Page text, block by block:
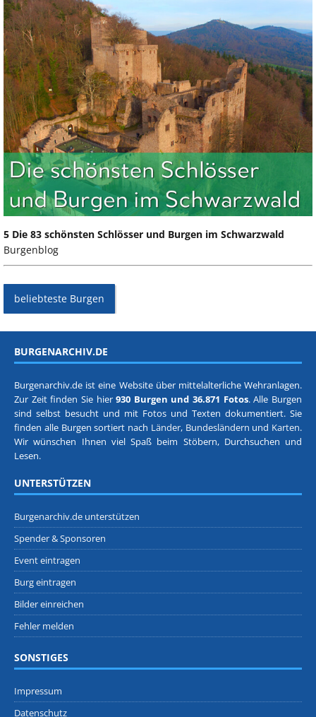
5 Die 83 schönsten Schlösser und Burgen im Schwarzwald
Burgenblog
beliebteste Burgen
BURGENARCHIV.DE
Burgenarchiv.de ist eine Website über mittelalterliche Wehranlagen.
Zur Zeit finden Sie hier930 Burgen und 36.871 Fotos. Alle Burgen
sind selbst besucht und mit Fotos und Texten dokumentiert. Sie
finden alle Burgen sortiert nach Länder, Bundesländern und Karten.
Wir wünschen Ihnen viel Spaß beim Stöbern, Durchsuchen und
Lesen.
UNTERSTÜTZEN
Burgenarchiv.de unterstützen
Spender & Sponsoren
Event eintragen
Burg eintragen
Bilder einreichen
Fehler melden
SONSTIGES
Impressum
Datenschutz